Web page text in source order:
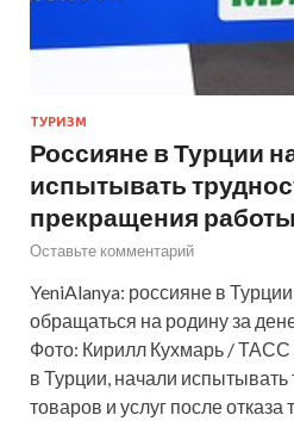
ТУРИЗМ
Россияне в Турции
испытывать
прекращения
Оставьте комментарий
YeniAlanya: россияне в
обращаться на родину за
Фото: Кирилл Кухмарь /
в Турции, начали испытывать
товаров и услуг после отказа